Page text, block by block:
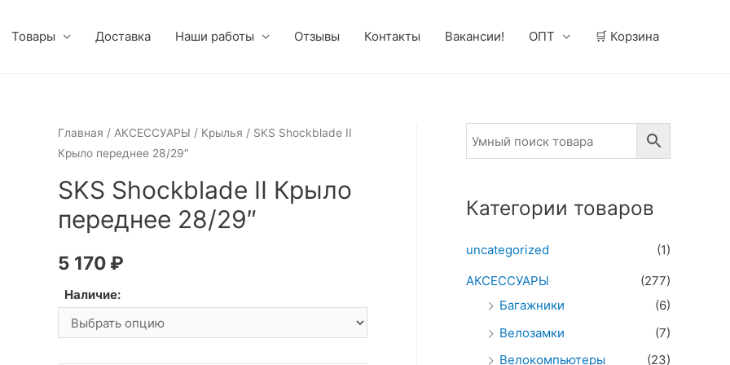
Товары Доставка Наши работы Отзывы Контакты Вакансии! ОПТ 🛒 Корзина
Главная / АКСЕССУАРЫ / Крылья / SKS Shockblade II
Крыло переднее 28/29″
SKS Shockblade II Крыло
переднее 28/29″
5 170 ₽
Наличие:
Категории товаров
uncategorized
(1)
АКСЕССУАРЫ
(277)
Багажники
(6)
Велозамки
(7)
Велокомпьютеры
(23)